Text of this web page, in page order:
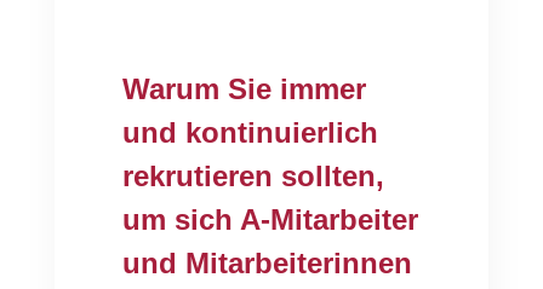
Warum Sie immer
und kontinuierlich
rekrutieren sollten,
um sich A-Mitarbeiter
und Mitarbeiterinnen